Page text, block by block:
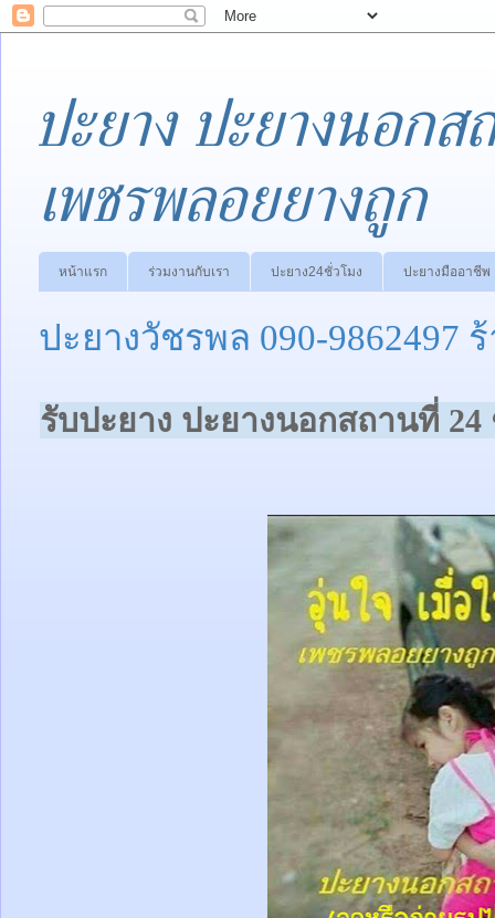
ปะยาง ปะยางนอก
เพชรพลอยยางถูก
หน้าแรก ร่วมงานกับเรา ปะยาง24ชั่วโมง ปะยางมืออาชีพ
ปะยางวัชรพล 090-9862497
รับปะยาง ปะยางนอกสถานที่ 24